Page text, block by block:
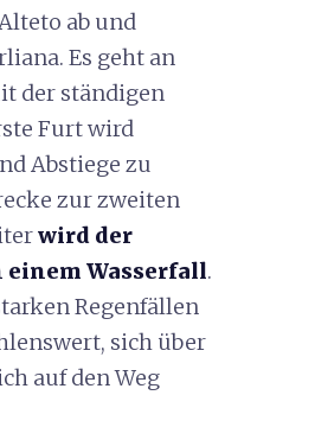
ab und
Es geht an
der ständigen
Furt wird
Abstiege zu
zur zweiten
wird der
Wasserfall.
Regenfällen
sich über
auf den Weg